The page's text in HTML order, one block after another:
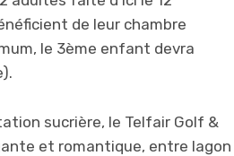
de leur chambre
le 3ème enfant devra
sucrière, le Telfair Golf &
et romantique, entre lagon